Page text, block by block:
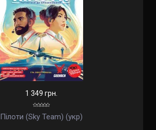
1 349 грн.
Пілоти (Sky Team) (укр)